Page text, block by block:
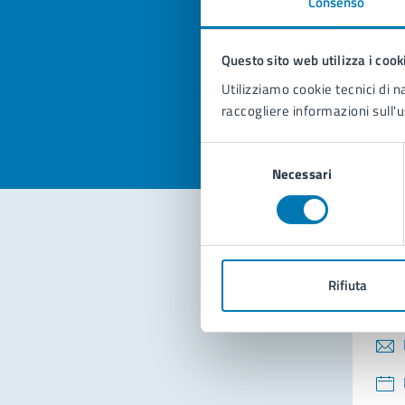
Questo sito web utilizza i
Utilizziamo cookie tecnici di
raccogliere informazioni
consenso
Necessari
Rifiuta